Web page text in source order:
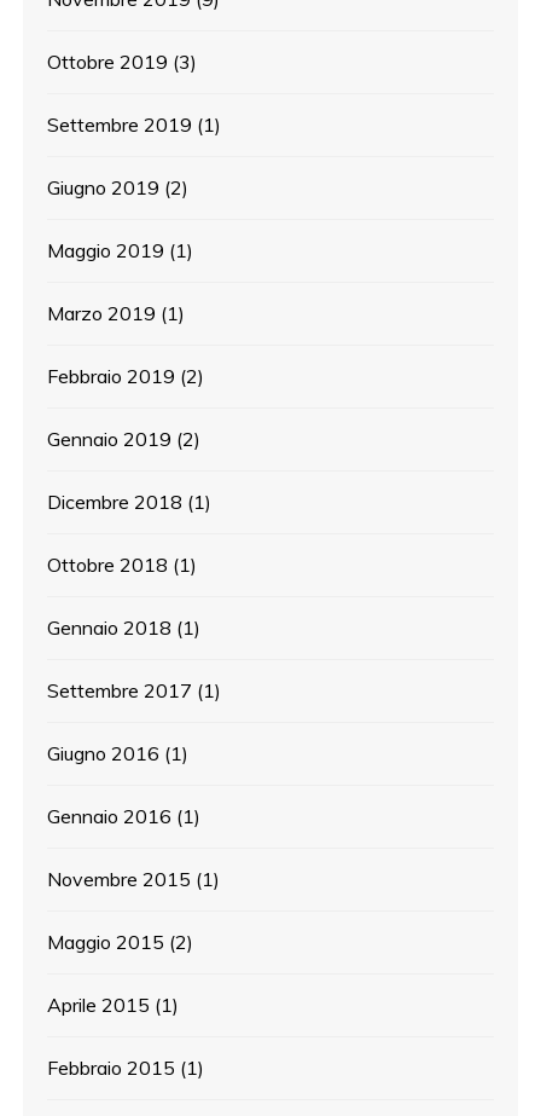
Ottobre 2019 (3)
Settembre 2019 (1)
Giugno 2019 (2)
Maggio 2019 (1)
Marzo 2019 (1)
Febbraio 2019 (2)
Gennaio 2019 (2)
Dicembre 2018 (1)
Ottobre 2018 (1)
Gennaio 2018 (1)
Settembre 2017 (1)
Giugno 2016 (1)
Gennaio 2016 (1)
Novembre 2015 (1)
Maggio 2015 (2)
Aprile 2015 (1)
Febbraio 2015 (1)